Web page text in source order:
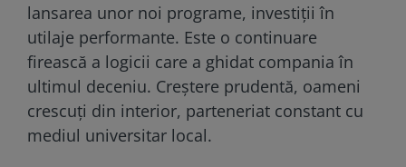
lansarea unor noi programe, investiții în
utilaje performante. Este o continuare
firească a logicii care a ghidat compania în
ultimul deceniu. Creștere prudentă, oameni
crescuți din interior, parteneriat constant cu
mediul universitar local.